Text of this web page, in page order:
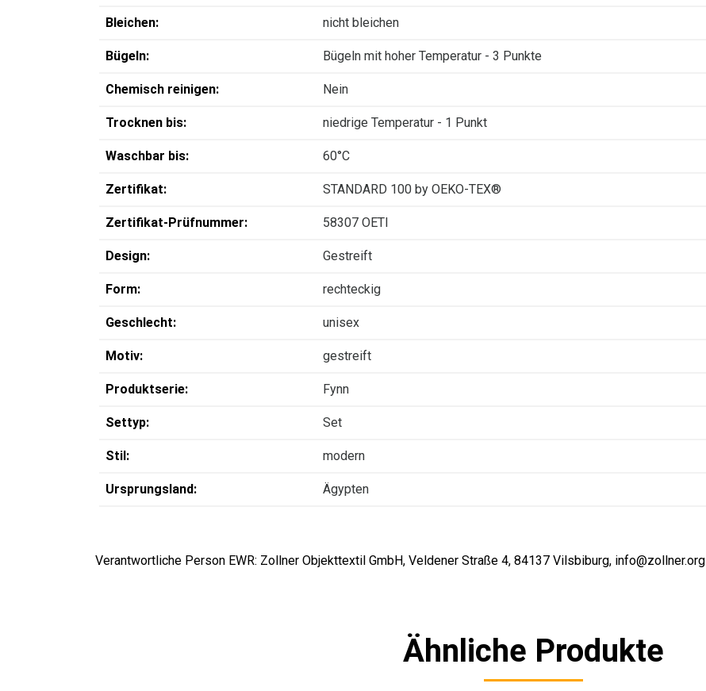
Bleichen: nicht bleichen
Bügeln: Bügeln mit hoher Temperatur - 3 Punkte
Chemisch reinigen: Nein
Trocknen bis: niedrige Temperatur - 1 Punkt
Waschbar bis: 60°C
Zertifikat: STANDARD 100 by OEKO-TEX®
Zertifikat-Prüfnummer: 58307 OETI
Design: Gestreift
Form: rechteckig
Geschlecht: unisex
Motiv: gestreift
Produktserie: Fynn
Settyp: Set
Stil: modern
Ursprungsland: Ägypten
Verantwortliche Person EWR: Zollner Objekttextil GmbH, Veldener Straße 4, 84137 Vilsbiburg, info@zollner.org
Ähnliche Produkte